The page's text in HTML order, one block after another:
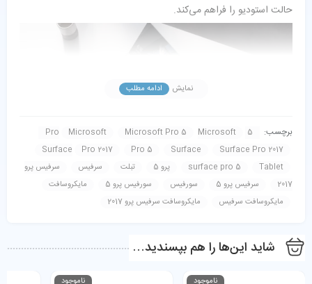
حالت استودیو را فراهم می‌کند.
صفحه نمایش
صفحه نمایش 12.3 اینچی PixelSense با رزولوشن 2736 × 1824
پیکسل و تراکم پیکسلی 267 پیکسل در اینچ کیفیت تصویر بسیار بالایی
قلم سرفیس پشتیبانی می‌کند. تکنولوژی PixelSense همچنین باعث
نمایش دقیق‌تر رنگ‌ها و تصاویر با جزئیات بیشتر می‌شود.
نمایش ادامه مطلب
برچسب: 5 Pro
Microsoft Microsoft Pro 5
Microsoft
Surface
Pro 2017 Pro 5 Surface
Surface Pro 2017
surface pro 5
Tablet پرو 5 تبلت سرفیس
سرفیس پرو
2017
سرفیس پرو 5 سورفیس سورفیس پرو 5
مایکروسافت
مایکروسافت سرفیس
مایکروسافت سرفیس پرو 2017
شاید این‌ها را هم بپسندید…
ناموجود ناموجود